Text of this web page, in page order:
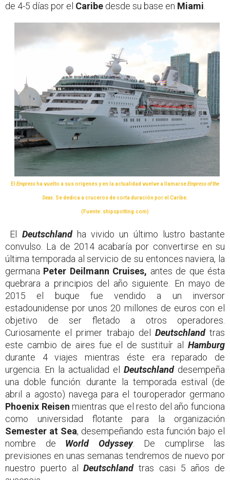
de 4-5 días por el Caribe desde su base en Miami.
El Empress ha vuelto a sus orígenes y en la actualidad vuelve a llamarseEmpress of the
Seas. Se dedica a cruceros de corta duración por el Caribe.
(Fuente: shipspotting.com)
El Deutschlandha vivido un último lustro bastante
convulso. La de 2014 acabaría por convertirse en su
última temporada al servicio de su entonces naviera, la
germana Peter Deilmann Cruises, antes de que ésta
quebrara a principios del año siguiente. En mayo de
2015 el buque fue vendido a un inversor
estadounidense por unos 20 millones de euros con el
objetivo de ser fletado a otros operadores.
Curiosamente el primer trabajo del Deutschlandtras
este cambio de aires fue el de sustituír al Hamburg
durante 4 viajes mientras éste era reparado de
urgencia. En la actualidad el Deutschlanddesempeña
una doble función: durante la temporada estival (de
abril a agosto) navega para el touroperador germano
Phoenix Reisen mientras que el resto del año funciona
como universidad flotante para la organización
Semester at Sea, desempeñando esta función bajo el
nombre de World Odyssey. De cumplirse las
previsiones en unas semanas tendremos de nuevo por
nuestro puerto alDeutschlandtras casi 5 años de